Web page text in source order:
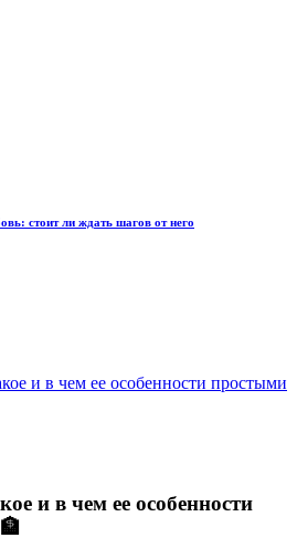
стоит ли ждать шагов от него
и в чем ее особенности простыми
и в чем ее особенности